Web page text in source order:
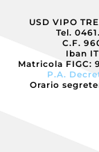
Esordienti
Esordienti
B
USD VIPO
Tel.
C.F.
Iban
Matricola FIGC:
P.A.
Orario